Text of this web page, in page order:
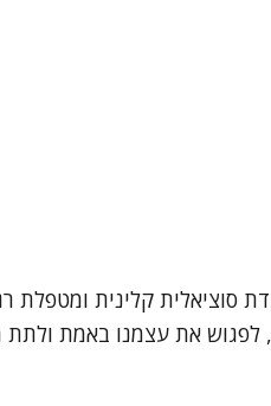
סוציאלית קלינית
לפגוש את עצמנו באמת